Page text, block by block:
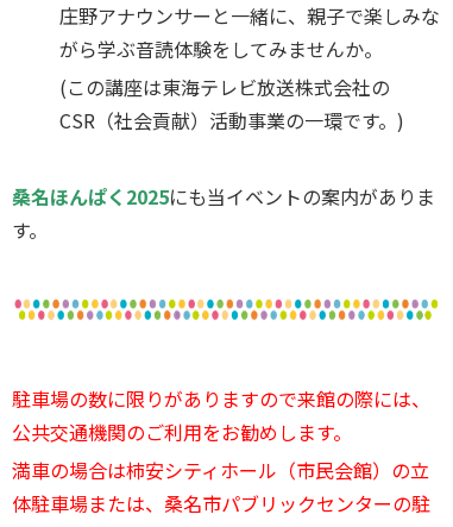
庄野アナウンサーと一緒に、親子で楽しみな
がら学ぶ音読体験をしてみませんか。
(この講座は東海テレビ放送株式会社の
CSR（社会貢献）活動事業の一環です。)
桑名ほんぱく2025にも当イベントの案内がありま
す。
駐車場の数に限りがありますので来館の際には、
公共交通機関のご利用をお勧めします。
満車の場合は柿安シティホール（市民会館）の立
体駐車場または、桑名市パブリックセンターの駐